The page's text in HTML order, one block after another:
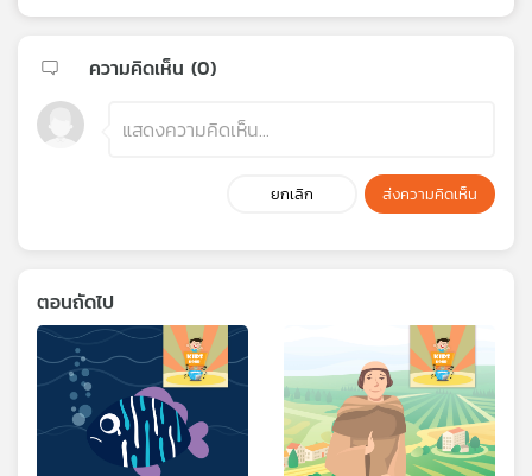
ความคิดเห็น (0)
ยกเลิก ส่งความคิดเห็น
ตอนถัดไป